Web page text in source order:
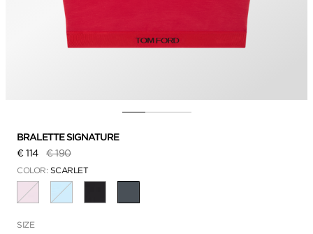
BRALETTE SIGNATURE
€ 114
Prix réduit de
€ 190à
COLOR: SCARLET
SIZE